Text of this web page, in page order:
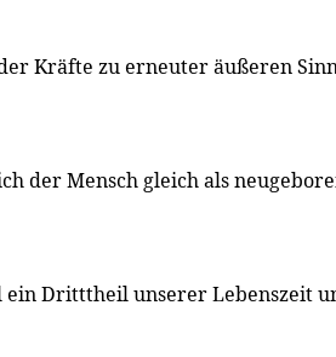
Kräfte zu erneuter äußeren
der Mensch gleich als
Dritttheil unserer Lebenszeit